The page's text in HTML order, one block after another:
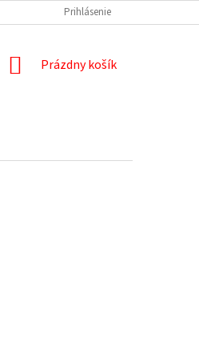
REKLAMÁCIA
Prihlásenie
NÁKUPNÝ
Prázdny košík